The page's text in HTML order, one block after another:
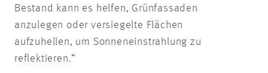
Bestand kann es helfen, Grünfassaden
anzulegen oder versiegelte Flächen
aufzuhellen, um Sonneneinstrahlung zu
reflektieren.“